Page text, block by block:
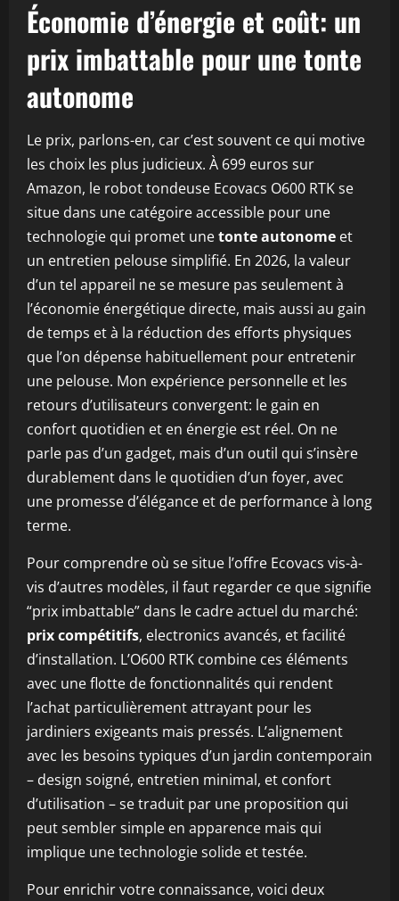
Économie d’énergie et coût: un
prix imbattable pour une tonte
autonome
Le prix, parlons-en, car c’est souvent ce qui motive
les choix les plus judicieux. À 699 euros sur
Amazon, le robot tondeuse Ecovacs O600 RTK se
situe dans une catégoire accessible pour une
technologie qui promet unetonte autonome et
un entretien pelouse simplifié. En 2026, la valeur
d’un tel appareil ne se mesure pas seulement à
l’économie énergétique directe, mais aussi au gain
de temps et à la réduction des efforts physiques
que l’on dépense habituellement pour entretenir
une pelouse. Mon expérience personnelle et les
retours d’utilisateurs convergent: le gain en
confort quotidien et en énergie est réel. On ne
parle pas d’un gadget, mais d’un outil qui s’insère
durablement dans le quotidien d’un foyer, avec
une promesse d’élégance et de performance à long
terme.
Pour comprendre où se situe l’offre Ecovacs vis-à-
vis d’autres modèles, il faut regarder ce que signifie
“prix imbattable” dans le cadre actuel du marché:
prix compétitifs, electronics avancés, et facilité
d’installation. L’O600 RTK combine ces éléments
avec une flotte de fonctionnalités qui rendent
l’achat particulièrement attrayant pour les
jardiniers exigeants mais pressés. L’alignement
avec les besoins typiques d’un jardin contemporain
– design soigné, entretien minimal, et confort
d’utilisation – se traduit par une proposition qui
peut sembler simple en apparence mais qui
implique une technologie solide et testée.
Pour enrichir votre connaissance, voici deux